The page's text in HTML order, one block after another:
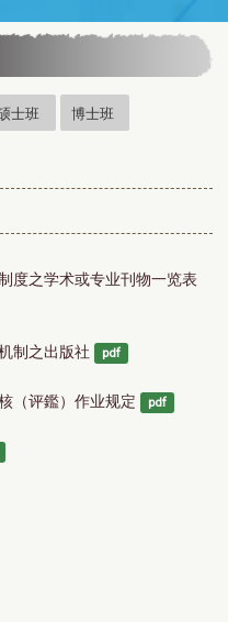
士班 博士班
度之学术或专业刊物一览表
制之出版社 pdf
（评鑑）作业规定 pdf